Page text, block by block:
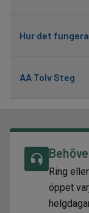
Hur det
AA Tolv Steg
Ring
öppet